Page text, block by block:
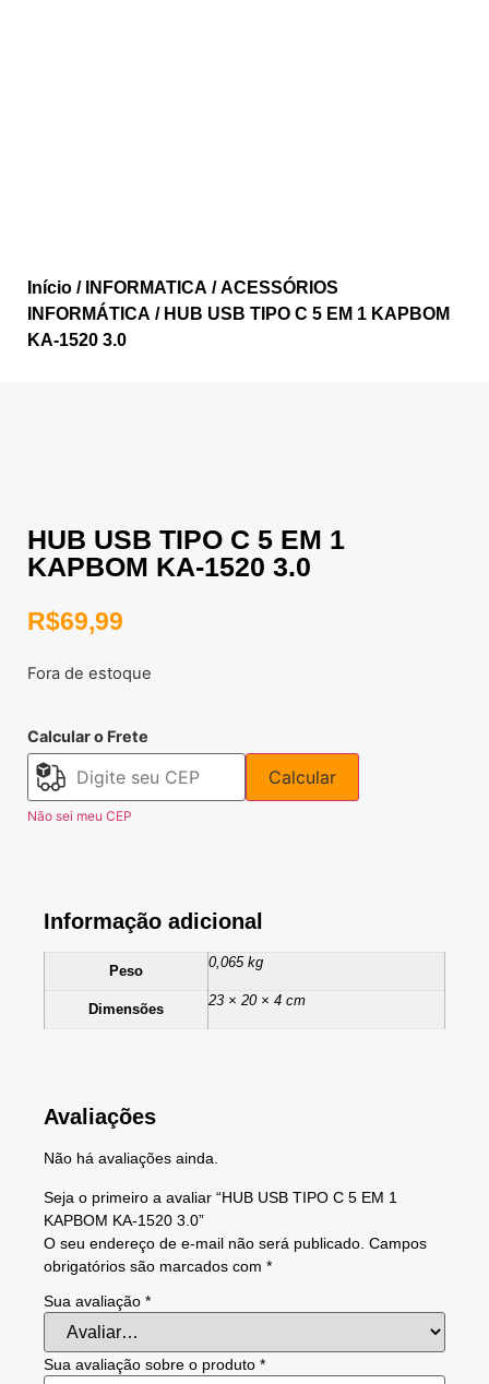
Início / INFORMATICA /ACESSÓRIOS
INFORMÁTICA / HUB USB TIPO C 5 EM 1 KAPBOM
KA-1520 3.0
HUB USB TIPO C 5 EM 1
KAPBOM KA-1520 3.0
R$69,99
Fora de estoque
Calcular o Frete
Calcular
Não sei meu CEP
Informação adicional
Peso
0,065 kg
Dimensões
23 × 20 × 4 cm
Avaliações
Não há avaliações ainda.
Seja o primeiro a avaliar “HUB USB TIPO C 5 EM 1
KAPBOM KA-1520 3.0”
O seu endereço de e-mail não será publicado. Campos
obrigatórios são marcados com *
Sua avaliação *
Sua avaliação sobre o produto *